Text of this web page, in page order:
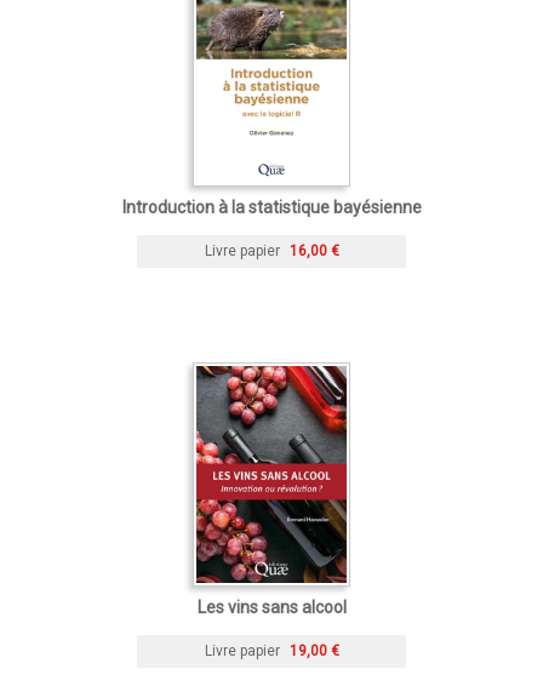
Introduction à la statistique bayésienne
Livre papier 16,00 €
Les vins sans alcool
Livre papier 19,00 €